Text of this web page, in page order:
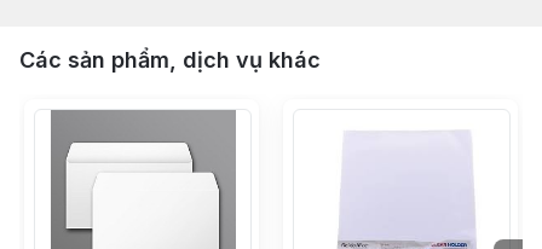
Các sản phẩm, dịch vụ khác